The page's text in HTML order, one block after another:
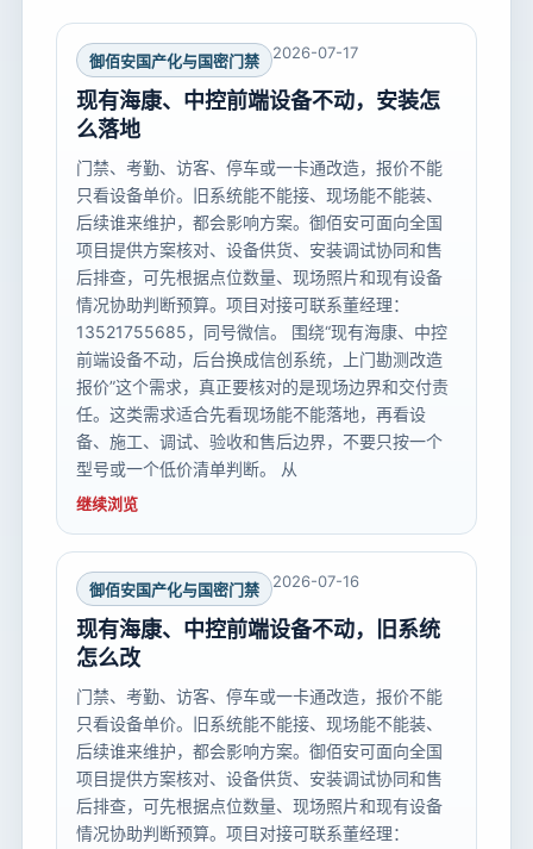
御佰安国产化与国密门禁 2026-07-17
现有海康、中控前端设备不动，安装怎
么落地
门禁、考勤、访客、停车或一卡通改造，报价不能
只看设备单价。旧系统能不能接、现场能不能装、
后续谁来维护，都会影响方案。御佰安可面向全国
项目提供方案核对、设备供货、安装调试协同和售
后排查，可先根据点位数量、现场照片和现有设备
情况协助判断预算。项目对接可联系董经理：
13521755685，同号微信。 围绕“现有海康、中控
前端设备不动，后台换成信创系统，上门勘测改造
报价”这个需求，真正要核对的是现场边界和交付责
任。这类需求适合先看现场能不能落地，再看设
备、施工、调试、验收和售后边界，不要只按一个
型号或一个低价清单判断。 从
继续浏览
御佰安国产化与国密门禁 2026-07-16
现有海康、中控前端设备不动，旧系统
怎么改
门禁、考勤、访客、停车或一卡通改造，报价不能
只看设备单价。旧系统能不能接、现场能不能装、
后续谁来维护，都会影响方案。御佰安可面向全国
项目提供方案核对、设备供货、安装调试协同和售
后排查，可先根据点位数量、现场照片和现有设备
情况协助判断预算。项目对接可联系董经理：